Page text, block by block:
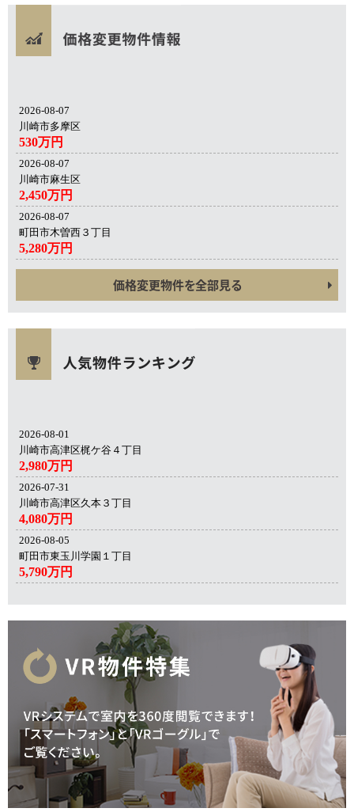
2026-08-07
川崎市多摩区
530万円
2026-08-07
川崎市麻生区
2,450万円
2026-08-07
町田市木曽西３丁目
5,280万円
価格変更物件を全部見る
2026-08-01
川崎市高津区梶ケ谷４丁目
2,980万円
2026-07-31
川崎市高津区久本３丁目
4,080万円
2026-08-05
町田市東玉川学園１丁目
5,790万円